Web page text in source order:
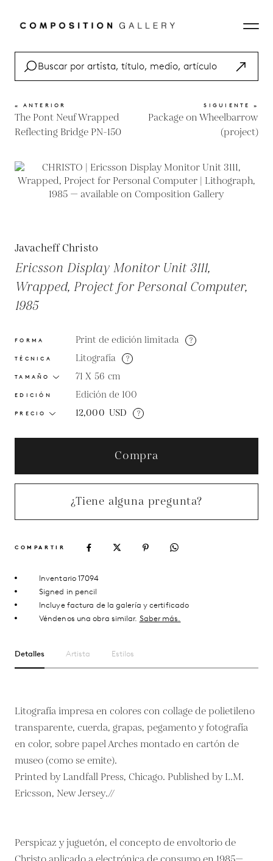
« ANTERIOR
The Pont Neuf Wrapped
Reflecting Bridge PN-150
SIGUIENTE »
Package on Wheelbarrow
(project)
Javacheff Christo
Ericsson Display Monitor Unit 3111,
Wrapped, Project for Personal Computer,
1985
FORMA Print de edición limitada ?
TÉCNICA Litografía ?
TAMAÑO 71 X 56 cm
EDICIÓN Edición de 100
PRECIO 12,000 USD ?
Compra
¿Tiene alguna pregunta?
COMPARTIR
Inventario 17094
Signed in pencil
Incluye factura de la galería y certificado
Véndenos una obra similar. Saber más.
Detalles Artista Estilos
Litografía impresa en colores con collage de polietileno
transparente, cuerda, grapas, pegamento y fotografía
en color, sobre papel Arches montado en cartón de
museo (como se emite).
Printed by Landfall Press, Chicago. Published by L.M.
Ericsson, New Jersey.//
Perspicaz y juguetón, el concepto de envoltorio de